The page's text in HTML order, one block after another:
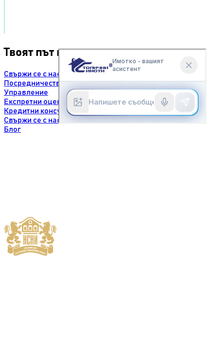
Твоят път към успеха.
Свържи се с нас
Посредничество
Управление
Експретни оценки
Кредитни консултации
Свържи се с нас
Блог